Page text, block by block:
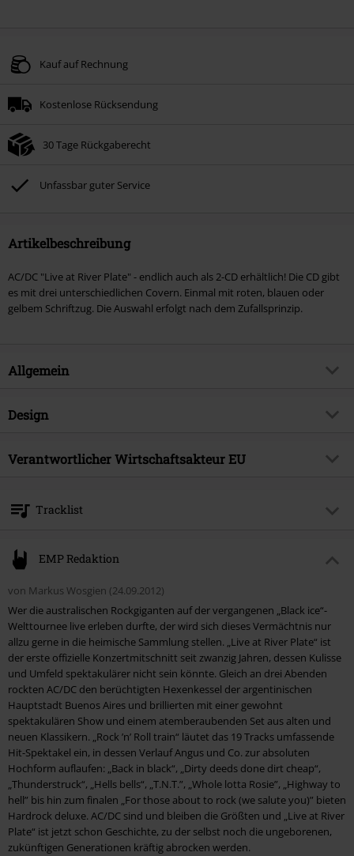
Kauf auf Rechnung
Kostenlose Rücksendung
30 Tage Rückgaberecht
Unfassbar guter Service
Artikelbeschreibung
AC/DC "Live at River Plate" - endlich auch als 2-CD erhältlich! Die CD gibt
es mit drei unterschiedlichen Covern. Einmal mit roten, blauen oder
gelbem Schriftzug. Die Auswahl erfolgt nach dem Zufallsprinzip.
Allgemein
Artikelnummer:
Musikgenre
Hardrock
live
Erscheinungsdatum
Design
Produkt-Typ
CD
Verantwortlicher Wirtschaftsakteur EU
Balanstraße 73 // Haus 31
81541 München
kontakt@sonymusic.com
Tracklist
1.
2. Hell Ain't A Bad Place To Be (Live at River Plate)
3. Back In Black (Live at River Plate)
4. Big Jack (Live at River Plate)
5. Dirty Deeds Done Dirt Cheap (Live at River Plate)
6. Shot Down In Flames (Live at River Plate)
7. Thunderstruck (Live at River Plate)
8. Black Ice (Live at River Plate)
9. The Jack (Live at River Plate)
10. Hells Bells (Live at River Plate)
CD 2
EMP Redaktion
von Markus Wosgien (24.09.2012)
Wer die australischen Rockgiganten auf der vergangenen „Black ice“-
Welttournee live erleben durfte, der wird sich dieses Vermächtnis nur
allzu gerne in die heimische Sammlung stellen. „Live at River Plate“ ist
der erste offizielle Konzertmitschnitt seit zwanzig Jahren, dessen Kulisse
und Umfeld spektakulärer nicht sein könnte. Gleich an drei Abenden
rockten AC/DC den berüchtigten Hexenkessel der argentinischen
Hauptstadt Buenos Aires und brillierten mit einer gewohnt
spektakulären Show und einem atemberaubenden Set aus alten und
neuen Klassikern. „Rock ’n’ Roll train“ läutet das 19 Tracks umfassende
Hit-Spektakel ein, in dessen Verlauf Angus und Co. zur absoluten
Hochform auflaufen: „Back in black“, „Dirty deeds done dirt cheap“,
„Thunderstruck“, „Hells bells“, „T.N.T.”, „Whole lotta Rosie”, „Highway to
hell” bis hin zum finalen „For those about to rock (we salute you)” bieten
Hardrock deluxe. AC/DC sind und bleiben die Größten und „Live at River
Plate“ ist jetzt schon Geschichte, zu der selbst noch die ungeborenen,
zukünftigen Generationen kräftig abrocken werden.